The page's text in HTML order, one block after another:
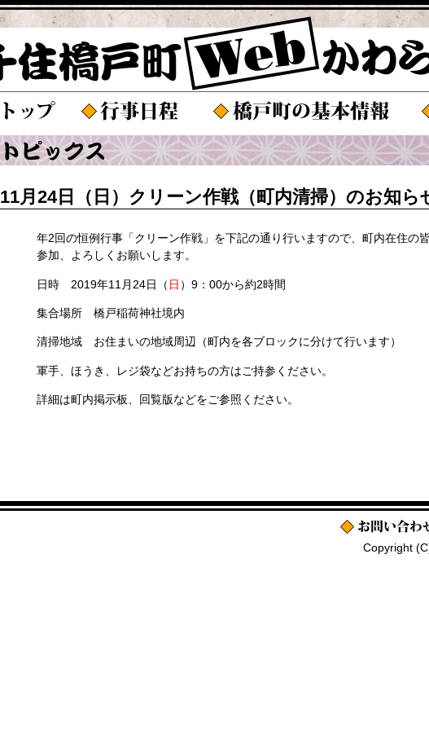
11月24日（日）クリーン作戦（町内清掃）のお知ら
年2回の恒例行事「クリーン作戦」を下記の通り行いますので、町内在住の
参加、よろしくお願いします。
日時 2019年11月24日（ 日 ）9：00から約2時間
集合場所 橋戸稲荷神社境内
清掃地域 お住まいの地域周辺（町内を各ブロックに分けて行います）
軍手、ほうき、レジ袋などお持ちの方はご持参ください。
詳細は町内掲示板、回覧版などをご参照ください。
Copyright